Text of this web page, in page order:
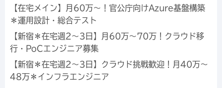
【在宅メイン】月60万～！官公庁向けAzure基盤構築
＊運用設計・総合テスト
【新宿＊在宅週2～3日】月60万～70万！クラウド移
行・PoCエンジニア募集
【新宿＊在宅週2～3日】クラウド挑戦歓迎！月40万～
48万＊インフラエンジニア